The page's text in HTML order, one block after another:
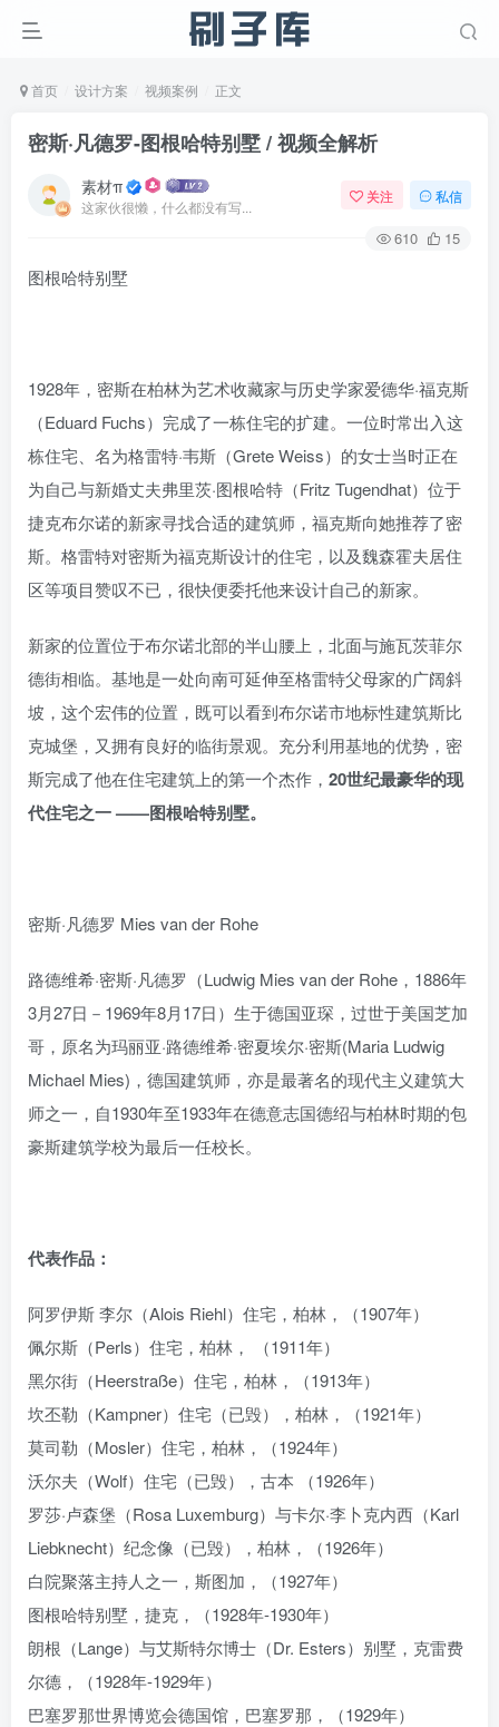
首页 设计方案 视频案例 正文
密斯·凡德罗-图根哈特别墅 / 视频全解析
素材π
这家伙很懒，什么都没有写...
关注 私信
610 15
图根哈特别墅
1928年，密斯在柏林为艺术收藏家与历史学家爱德华·福克斯
（Eduard Fuchs）完成了一栋住宅的扩建。一位时常出入这
栋住宅、名为格雷特·韦斯（Grete Weiss）的女士当时正在
为自己与新婚丈夫弗里茨·图根哈特（Fritz Tugendhat）位于
捷克布尔诺的新家寻找合适的建筑师，福克斯向她推荐了密
斯。格雷特对密斯为福克斯设计的住宅，以及魏森霍夫居住
区等项目赞叹不已，很快便委托他来设计自己的新家。
新家的位置位于布尔诺北部的半山腰上，北面与施瓦茨菲尔
德街相临。基地是一处向南可延伸至格雷特父母家的广阔斜
坡，这个宏伟的位置，既可以看到布尔诺市地标性建筑斯比
克城堡，又拥有良好的临街景观。充分利用基地的优势，密
斯完成了他在住宅建筑上的第一个杰作， 20世纪最豪华的现
代住宅之一 ——图根哈特别墅。
密斯·凡德罗 Mies van der Rohe
路德维希·密斯·凡德罗（Ludwig Mies van der Rohe，1886年
3月27日－1969年8月17日）生于德国亚琛，过世于美国芝加
哥，原名为玛丽亚·路德维希·密夏埃尔·密斯(Maria Ludwig
Michael Mies)，德国建筑师，亦是最著名的现代主义建筑大
师之一，自1930年至1933年在德意志国德绍与柏林时期的包
豪斯建筑学校为最后一任校长。
代表作品：
阿罗伊斯 李尔（Alois Riehl）住宅，柏林，（1907年）
佩尔斯（Perls）住宅，柏林， （1911年）
黑尔街（Heerstraße）住宅，柏林，（1913年）
坎丕勒（Kampner）住宅（已毁），柏林，（1921年）
莫司勒（Mosler）住宅，柏林，（1924年）
沃尔夫（Wolf）住宅（已毁），古本 （1926年）
罗莎·卢森堡（Rosa Luxemburg）与卡尔·李卜克内西（Karl
Liebknecht）纪念像（已毁），柏林，（1926年）
白院聚落主持人之一，斯图加，（1927年）
图根哈特别墅，捷克，（1928年-1930年）
朗根（Lange）与艾斯特尔博士（Dr. Esters）别墅，克雷费
尔德，（1928年-1929年）
巴塞罗那世界博览会德国馆，巴塞罗那，（1929年）